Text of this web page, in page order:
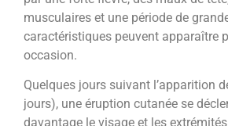
musculaires et une période de
caractéristiques peuvent apparaître
occasion.
Quelques jours suivant l’apparition
jours), une éruption cutanée se
davantage le visage et les